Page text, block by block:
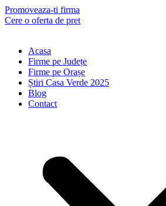
Skip
to
Promoveaza-ti firma
Cere o oferta de pret
Acasa
Firme pe Județe
Firme pe Orașe
Știri Casa Verde 2025
Blog
Contact